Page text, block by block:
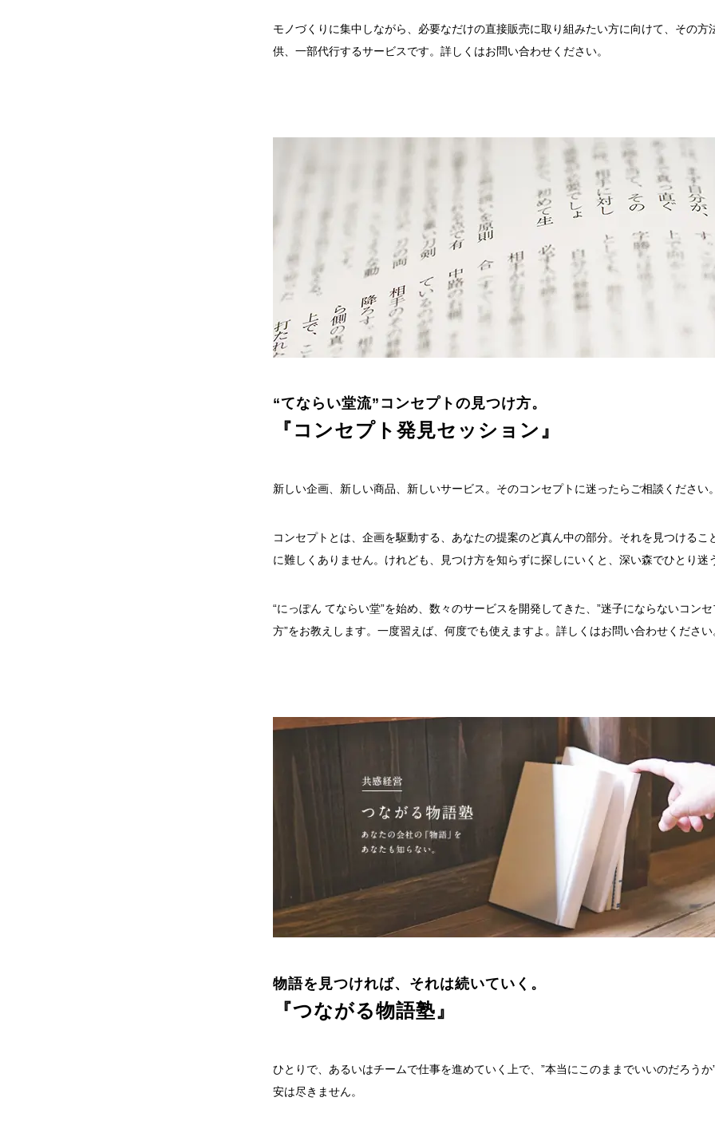
モノづくりに集中しながら、必要なだけの直接販売に取り組みたい方に向けて、その方
供、一部代行するサービスです。詳しくはお問い合わせください。
“てならい堂流”コンセプトの見つけ方。
『コンセプト発見セッション』
新しい企画、新しい商品、新しいサービス。そのコンセプトに迷ったらご相談ください。
コンセプトとは、企画を駆動する、あなたの提案のど真ん中の部分。それを見つけるこ
に難しくありません。けれども、見つけ方を知らずに探しにいくと、深い森でひとり迷
“にっぽん てならい堂”を始め、数々のサービスを開発してきた、”迷子にならないコン
方”をお教えします。一度習えば、何度でも使えますよ。詳しくはお問い合わせください
物語を見つければ、それは続いていく。
『つながる物語塾』
ひとりで、あるいはチームで仕事を進めていく上で、”本当にこのままでいいのだろうか
安は尽きません。